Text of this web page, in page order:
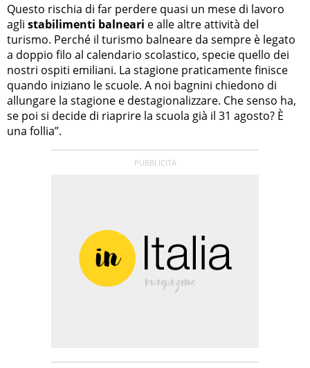
Questo rischia di far perdere quasi un mese di lavoro
agli stabilimenti balneari e alle altre attività del
turismo. Perché il turismo balneare da sempre è legato
a doppio filo al calendario scolastico, specie quello dei
nostri ospiti emiliani. La stagione praticamente finisce
quando iniziano le scuole. A noi bagnini chiedono di
allungare la stagione e destagionalizzare. Che senso ha,
se poi si decide di riaprire la scuola già il 31 agosto? È
una follia”.